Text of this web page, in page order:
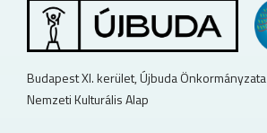
Budapest XI. kerület, Újbuda Önkormányzata
Nemzeti Kulturális Alap